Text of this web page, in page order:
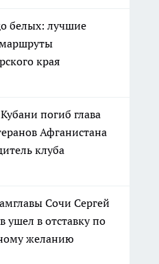
белых: лучшие
края
погиб глава
Афганистана
клуба
Сочи Сергей
ушел в отставку по
желанию